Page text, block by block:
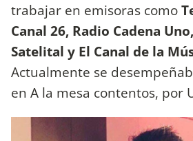
trabajar en emisoras como
Canal 26, Radio Cadena
Satelital y El Canal de la
Actualmente se
en A la mesa contentos, por